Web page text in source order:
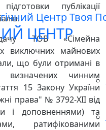
ЦЕНТР
публікації
ТОВ «Сімейна
виключних майнових
що були отримані в
чинним
15 Закону України
права" № 3792-ХІІ від
і доповненнями) та
ратифікованими